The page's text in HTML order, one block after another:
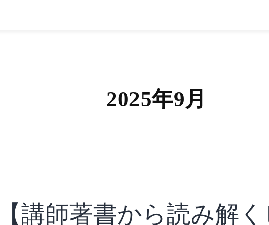
2025年9月
【講師著書から読み解